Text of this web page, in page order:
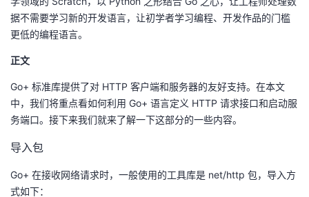
客
论
的
子
我
直
播
的
活
动
我
的
关
我
的
开
我
的
我
据不需要学习新的开发语言，让初学者学习编程、开发作品的门槛
更低的编程语言。
正文
Go+ 标准库提供了对 HTTP 客户端和服务器的友好支持。在本文
中，我们将重点看如何利用 Go+ 语言定义 HTTP 请求接口和启动服
务端口。接下来我们就来了解一下这部分的一些内容。
导入包
Go+ 在接收网络请求时，一般使用的工具库是 net/http 包，导入方
式如下：